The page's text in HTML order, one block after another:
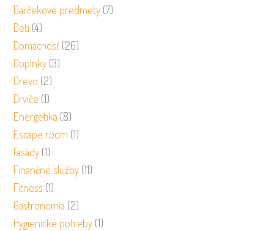
Darčekové predmety (7)
Deti (4)
Domácnosť (26)
Doplnky (3)
Drevo (2)
Drviče (1)
Energetika (8)
Escape room (1)
Fasády (1)
Finančné služby (11)
Fitness (1)
Gastronómia (2)
Hygienické potreby (1)